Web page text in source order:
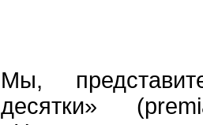
Мы,
десятки»